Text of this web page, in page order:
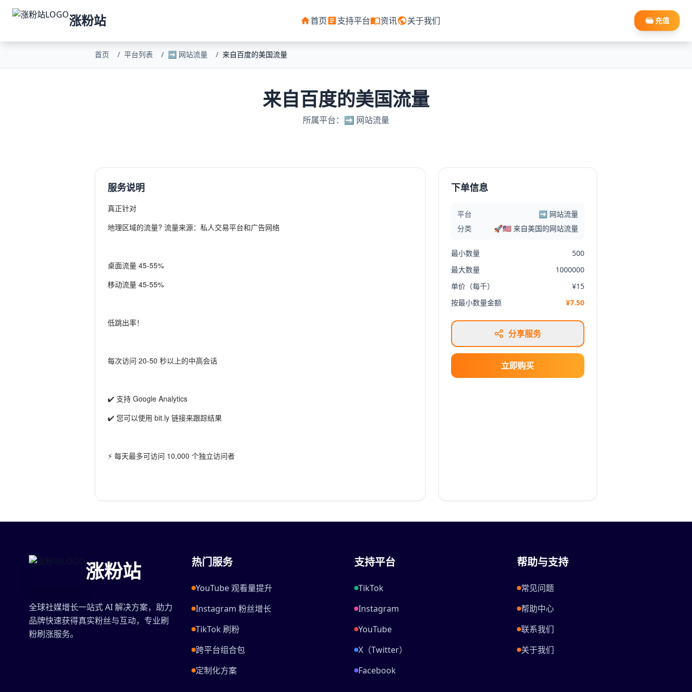
涨粉站 首页 支持平台 资讯 关于我们 充值
首页 / 平台列表 / ➡️ 网站流量 / 来自百度的美国流量
来自百度的美国流量
所属平台：➡️ 网站流量
服务说明
真正针对
地理区域的流量? 流量来源：私人交易平台和广告网络
桌面流量 45-55%
移动流量 45-55%
低跳出率！
每次访问 20-50 秒以上的中高会话
✔️ 支持 Google Analytics
✔️ 您可以使用 bit.ly 链接来跟踪结果
⚡ 每天最多可访问 10,000 个独立访问者
下单信息
平台
➡️ 网站流量
分类
🚀🇺🇸 来自美国的网站流量
最小数量
500
最大数量
1000000
单价（每千）
¥15
按最小数量金额
¥7.50
分享服务
立即购买
涨粉站
全球社媒增长一站式 AI 解决方案，助力
品牌快速获得真实粉丝与互动，专业刷
粉刷涨服务。
热门服务
YouTube 观看量提升
Instagram 粉丝增长
TikTok 刷粉
跨平台组合包
定制化方案
支持平台
TikTok
Instagram
YouTube
X（Twitter）
Facebook
帮助与支持
常见问题
帮助中心
联系我们
关于我们